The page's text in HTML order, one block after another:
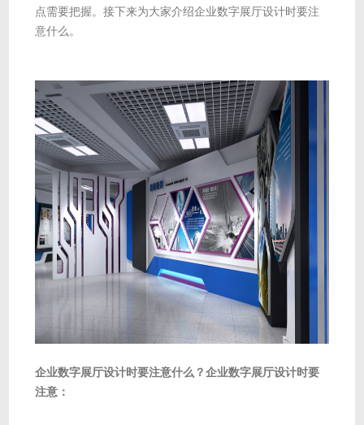
点需要把握。接下来为大家介绍企业数字展厅设计时要注
意什么。
企业数字展厅设计时要注意什么？企业数字展厅设计时要
注意：